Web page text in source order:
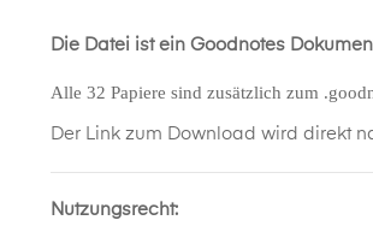
Die Datei ist ein Goodnotes
Alle 32 Papiere sind zusätzlich zum
Der Link zum Download wird direkt
Nutzungsrecht: